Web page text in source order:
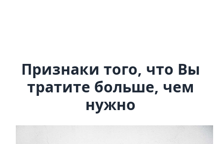
Признаки того, что Bы
тратите больше, чем
нужно